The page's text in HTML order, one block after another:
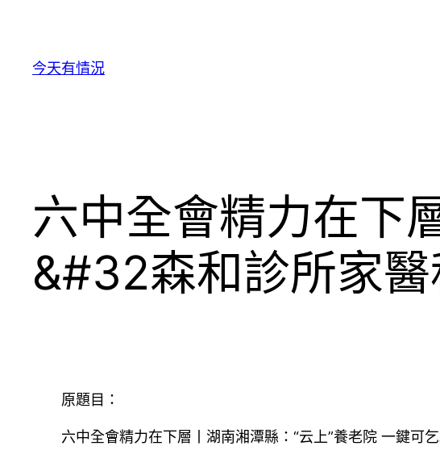
今天有情況
六中全會精力在下
&#32森和診所家
原題目：
六中全會精力在下層丨湖南湘潭縣：“云上”養老院 一鍵可